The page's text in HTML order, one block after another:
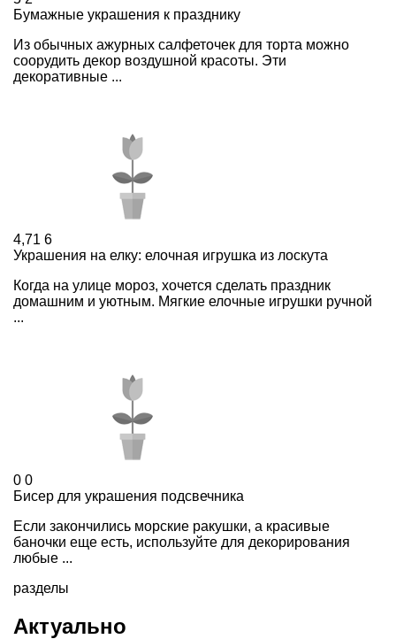
Бумажные украшения к празднику
Из обычных ажурных салфеточек для торта можно
соорудить декор воздушной красоты. Эти
декоративные ...
4,71 6
Украшения на елку: елочная игрушка из лоскута
Когда на улице мороз, хочется сделать праздник
домашним и уютным. Мягкие елочные игрушки ручной
...
0 0
Бисер для украшения подсвечника
Если закончились морские ракушки, а красивые
баночки еще есть, используйте для декорирования
любые ...
разделы
Актуально